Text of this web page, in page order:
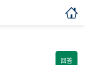

回答